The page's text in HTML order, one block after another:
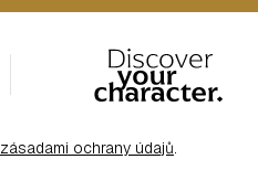
zásadami ochrany údajů.